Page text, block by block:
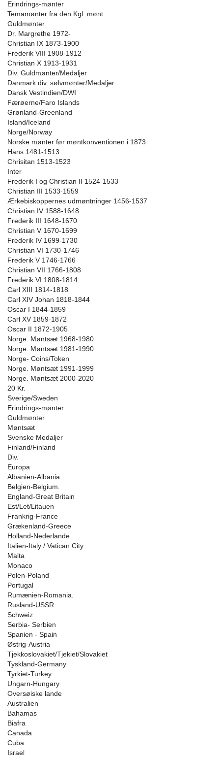
Erindrings-mønter
Temamønter fra den Kgl. mønt
Guldmønter
Dr. Margrethe 1972-
Christian IX 1873-1900
Frederik VIII 1908-1912
Christian X 1913-1931
Div. Guldmønter/Medaljer
Danmark div. sølvmønter/Medaljer
Dansk Vestindien/DWI
Færøerne/Faro Islands
Grønland-Greenland
Island/Iceland
Norge/Norway
Norske mønter før møntkonventionen i 1873
Hans 1481-1513
Chrisitan 1513-1523
Inter
Frederik I og Christian II 1524-1533
Christian III 1533-1559
Ærkebiskoppernes udmøntninger 1456-1537
Christian IV 1588-1648
Frederik III 1648-1670
Christian V 1670-1699
Frederik IV 1699-1730
Christian VI 1730-1746
Frederik V 1746-1766
Christian VII 1766-1808
Frederik VI 1808-1814
Carl XIII 1814-1818
Carl XIV Johan 1818-1844
Oscar I 1844-1859
Carl XV 1859-1872
Oscar II 1872-1905
Norge. Møntsæt 1968-1980
Norge. Møntsæt 1981-1990
Norge- Coins/Token
Norge. Møntsæt 1991-1999
Norge. Møntsæt 2000-2020
20 Kr.
Sverige/Sweden
Erindrings-mønter.
Guldmønter
Møntsæt
Svenske Medaljer
Finland/Finland
Div.
Europa
Albanien-Albania
Belgien-Belgium.
England-Great Britain
Est/Let/Litauen
Frankrig-France
Grækenland-Greece
Holland-Nederlande
Italien-Italy / Vatican City
Malta
Monaco
Polen-Poland
Portugal
Rumænien-Romania.
Rusland-USSR
Schweiz
Serbia- Serbien
Spanien - Spain
Østrig-Austria
Tjekkoslovakiet/Tjekiet/Slovakiet
Tyskland-Germany
Tyrkiet-Turkey
Ungarn-Hungary
Oversøiske lande
Australien
Bahamas
Biafra
Canada
Cuba
Israel